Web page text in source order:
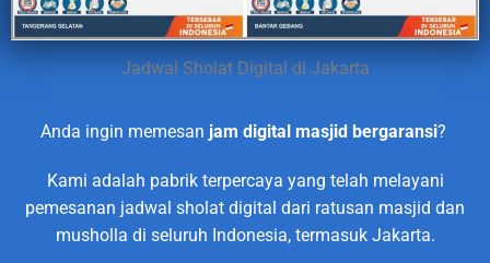
Jadwal Sholat Digital di Jakarta
Anda ingin memesan jam digital masjid bergaransi?
Kami adalah pabrik terpercaya yang telah melayani
pemesanan jadwal sholat digital dari ratusan masjid dan
musholla di seluruh Indonesia, termasuk Jakarta.